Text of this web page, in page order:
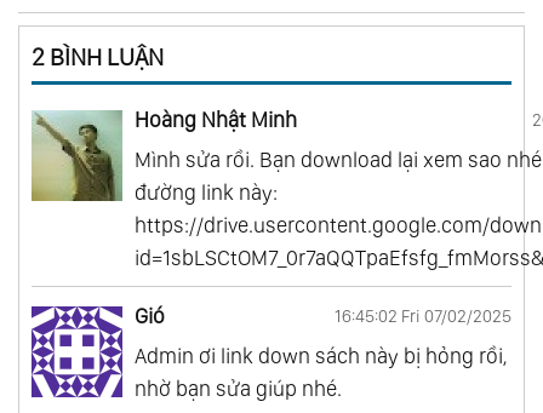
2 BÌNH LUẬN
Hoàng Nhật Minh
Mình sửa rồi. Bạn download lại xem sao
đường link này:
https://drive.usercontent.google.com/
Gió 16:45:02 Fri 07/02/2025
Admin ơi link down sách này bị hỏng rồi,
nhờ bạn sửa giúp nhé.